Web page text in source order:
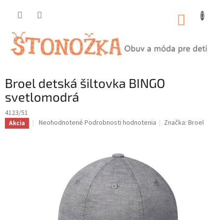
Broel detská šiltovka BINGO
svetlomodrá
4123/51
Akcia
Priemerné
hviezdičiek.
Neohodnotené Podrobnosti hodnotenia Značka:Broel